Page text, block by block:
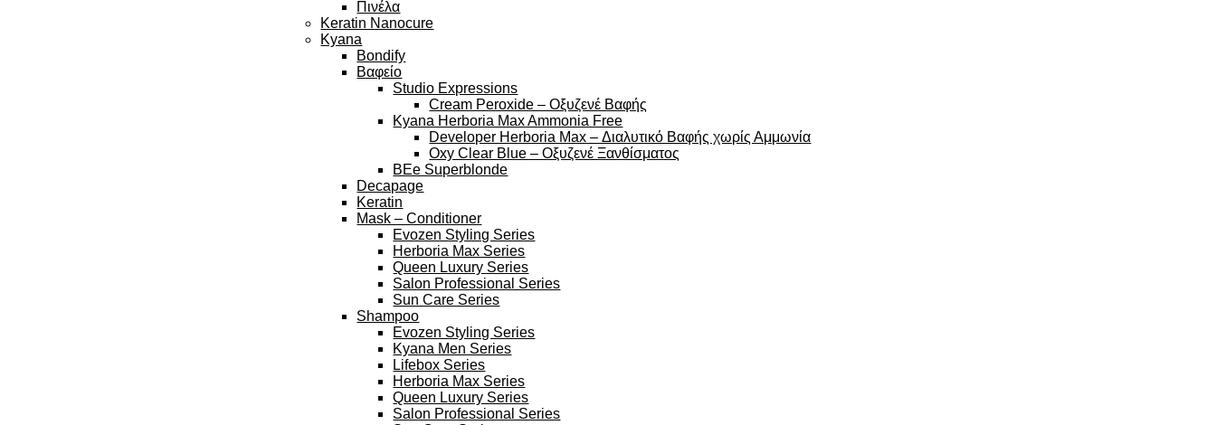
Πινέλα
Keratin Nanocure
Kyana
Bondify
Βαφείο
Studio Expressions
Cream Peroxide – Οξυζενέ Βαφής
Kyana Herboria Max Ammonia Free
Developer Herboria Max – Διαλυτικό Βαφής χωρίς Αμμωνία
Oxy Clear Blue – Οξυζενέ Ξανθίσματος
BEe Superblonde
Decapage
Keratin
Mask – Conditioner
Evozen Styling Series
Herboria Max Series
Queen Luxury Series
Salon Professional Series
Sun Care Series
Shampoo
Evozen Styling Series
Kyana Men Series
Lifebox Series
Herboria Max Series
Queen Luxury Series
Salon Professional Series